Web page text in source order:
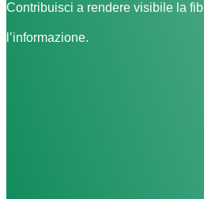
Contribuisci a rendere visibile la
l’informazione.